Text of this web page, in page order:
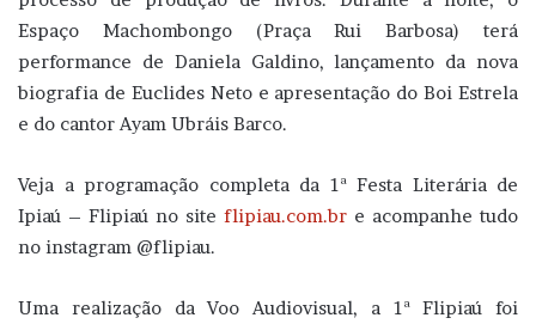
Espaço Machombongo (Praça Rui Barbosa) terá
performance de Daniela Galdino, lançamento da nova
biografia de Euclides Neto e apresentação do Boi Estrela
e do cantor Ayam Ubráis Barco.
Veja a programação completa da 1ª Festa Literária de
Ipiaú – Flipiaú no site flipiau.com.br e acompanhe tudo
no instagram @flipiau.
Uma realização da Voo Audiovisual, a 1ª Flipiaú foi